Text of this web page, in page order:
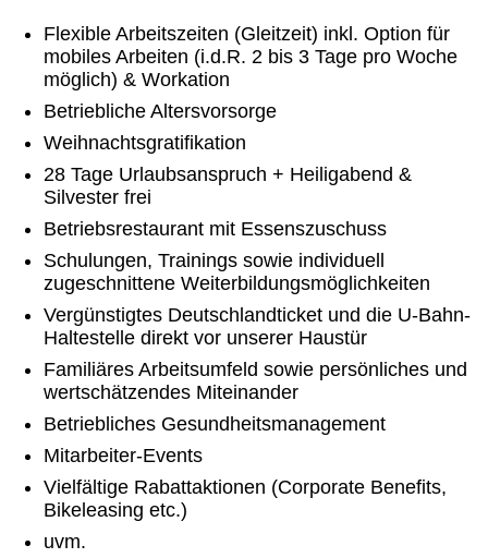
Flexible Arbeitszeiten (Gleitzeit) inkl. Option für
mobiles Arbeiten (i.d.R. 2 bis 3 Tage pro Woche
möglich) & Workation
Betriebliche Altersvorsorge
Weihnachtsgratifikation
28 Tage Urlaubsanspruch + Heiligabend &
Silvester frei
Betriebsrestaurant mit Essenszuschuss
Schulungen, Trainings sowie individuell
zugeschnittene Weiterbildungsmöglichkeiten
Vergünstigtes Deutschlandticket und die U-Bahn-
Haltestelle direkt vor unserer Haustür
Familiäres Arbeitsumfeld sowie persönliches und
wertschätzendes Miteinander
Betriebliches Gesundheitsmanagement
Mitarbeiter-Events
Vielfältige Rabattaktionen (Corporate Benefits,
Bikeleasing etc.)
uvm.